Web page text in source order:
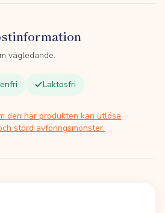
vägledande.
Laktosfri
den här produkten kan utlösa
störd avföringsmönster.